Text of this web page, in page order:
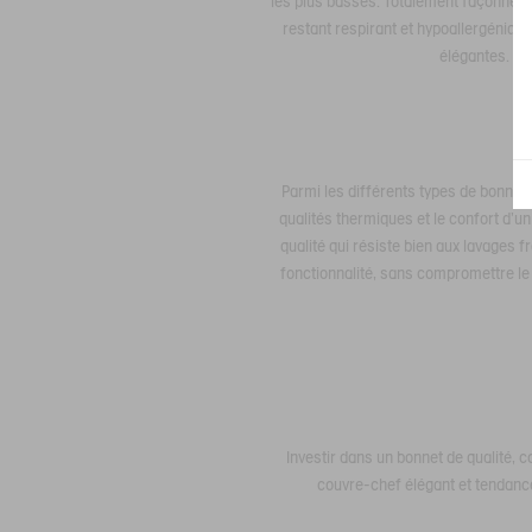
restant respirant et
élégantes.
Parmi les différents types de
qualités thermiques et le confort
qualité qui résiste bien aux lavages
fonctionnalité, sans compromettre
Investir dans un bonnet de qualité,
couvre-chef élégant et